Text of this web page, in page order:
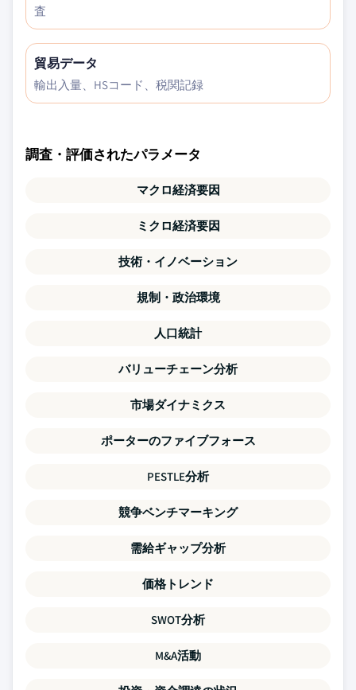
査
貿易データ
輸出入量、HSコード、税関記録
調査・評価されたパラメータ
マクロ経済要因
ミクロ経済要因
技術・イノベーション
規制・政治環境
人口統計
バリューチェーン分析
市場ダイナミクス
ポーターのファイブフォース
PESTLE分析
競争ベンチマーキング
需給ギャップ分析
価格トレンド
SWOT分析
M&A活動